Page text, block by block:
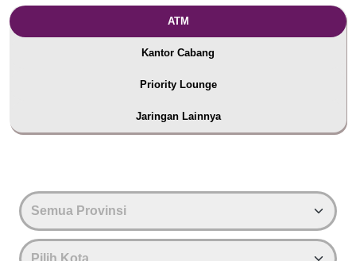
ATM
Kantor Cabang
Priority Lounge
Jaringan Lainnya